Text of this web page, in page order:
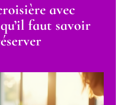
avec
faut savoir